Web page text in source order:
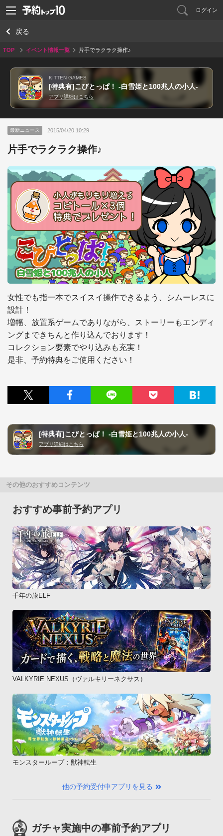
ログイン
戻る
TOP イベント情報一覧 片手でラクラク操作♪
KITTEN GAMES
[特典有]こびとっぱ！ -白雪姫と100兆人の小人-
アプリ詳細はこちら
最新ニュース 2015/04/20 10:29
片手でラクラク操作♪
女性でも指一本でスイスイ操作できるよう、シムーレスに
設計！
増幅、放置系ゲームでありながら、ストーリーもエンディ
ングまできちんと作り込んでおります！
コレクション要素でやり込みも充実！
是非、予約特典をご使用ください！
[特典有]こびとっぱ！ -白雪姫と100兆人の小人-
アプリ詳細はこちら
その他のおすすめコンテンツ
おすすめ事前予約アプリ
千年の旅ELF
VALKYRIE NEXUS（ヴァルキリーネクサス）
モンスターループ：獣神転生
他の予約受付中アプリを見る
ガチャ実施中の事前予約アプリ